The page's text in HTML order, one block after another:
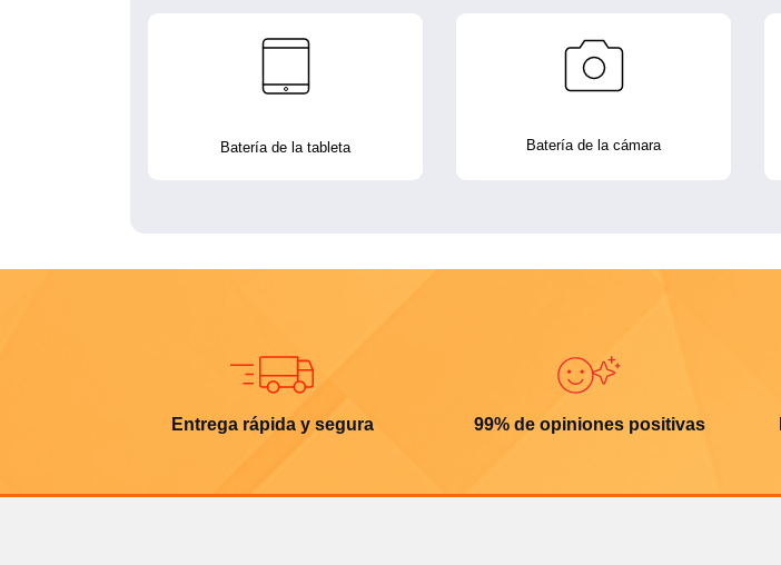
Batería de la tableta Batería de la cámara
Entrega rápida y segura 99% de opiniones positivas